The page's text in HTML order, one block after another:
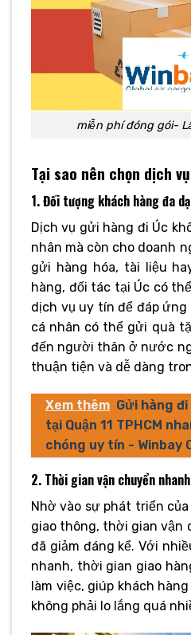
miễn phí đóng gói-
Tại sao nên chọn dịch
1. Đối tượng khách hàng đa
Dịch vụ gửi hàng đi Úc
nhân mà còn cho doanh
gửi hàng hóa, tài liệu
hàng, đối tác tại Úc có
dịch vụ uy tín để đáp ứng
cá nhân có thể gửi quà
đến người thân ở nước
thuận tiện và dễ dàng
Xem thêm Gửi hàng đi
tại Quận 11 TPHCM
chóng uy tín - Winbay
2. Thời gian vận chuyển
Nhờ vào sự phát triển
giao thông, thời gian vận
đã giảm đáng kể. Với
nhanh, thời gian giao
làm việc, giúp khách
không phải lo lắng quá